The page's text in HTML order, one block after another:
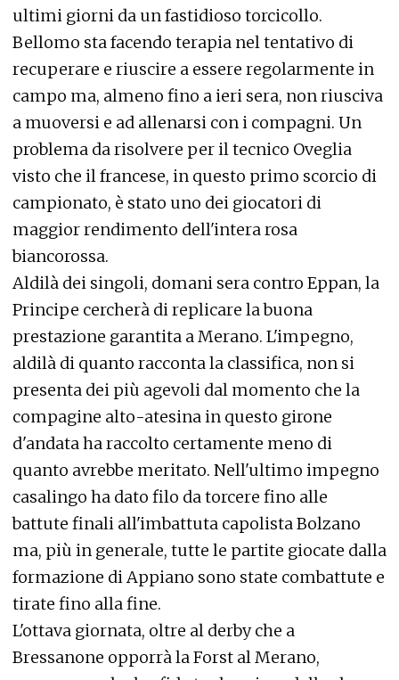
ultimi giorni da un fastidioso torcicollo.
Bellomo sta facendo terapia nel tentativo di
recuperare e riuscire a essere regolarmente in
campo ma, almeno fino a ieri sera, non riusciva
a muoversi e ad allenarsi con i compagni. Un
problema da risolvere per il tecnico Oveglia
visto che il francese, in questo primo scorcio di
campionato, è stato uno dei giocatori di
maggior rendimento dell'intera rosa
biancorossa.
Aldilà dei singoli, domani sera contro Eppan, la
Principe cercherà di replicare la buona
prestazione garantita a Merano. L'impegno,
aldilà di quanto racconta la classifica, non si
presenta dei più agevoli dal momento che la
compagine alto-atesina in questo girone
d'andata ha raccolto certamente meno di
quanto avrebbe meritato. Nell'ultimo impegno
casalingo ha dato filo da torcere fino alle
battute finali all'imbattuta capolista Bolzano
ma, più in generale, tutte le partite giocate dalla
formazione di Appiano sono state combattute e
tirate fino alla fine.
L'ottava giornata, oltre al derby che a
Bressanone opporrà la Forst al Merano,